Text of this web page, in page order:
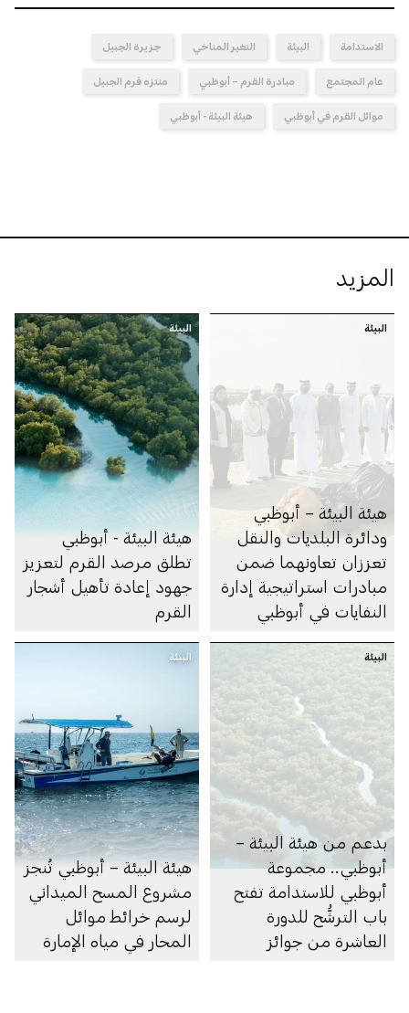
الاستدامة البيئة التغير المناخي جزيرة الجبيل
عام المجتمع مبادرة القرم – أبوظبي منتزه قرم الجبيل
موائل القرم في أبوظبي هيئة البيئة - أبوظبي
المزيد
البيئة
هيئة البيئة – أبوظبي
ودائرة البلديات والنقل
تعززان تعاونهما ضمن
مبادرات استراتيجية إدارة
النفايات في أبوظبي
البيئة
هيئة البيئة - أبوظبي
تطلق مرصد القرم لتعزيز
جهود إعادة تأهيل أشجار
القرم
البيئة
بدعم من هيئة البيئة –
أبوظبي.. مجموعة
أبوظبي للاستدامة تفتح
باب الترشُّح للدورة
العاشرة من جوائز
البيئة
هيئة البيئة – أبوظبي تُنجز
مشروع المسح الميداني
لرسم خرائط موائل
المحار في مياه الإمارة